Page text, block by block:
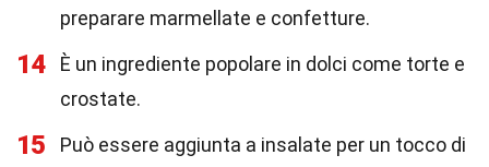
preparare marmellate e confetture.
14
È un ingrediente popolare in dolci come torte e
crostate.
15
Può essere aggiunta a insalate per un tocco di